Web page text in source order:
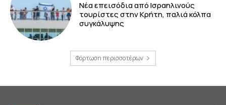
Νέα επεισόδια από Ισραηλινούς
τουρίστες στην Κρήτη, παλιά κόλπα
συγκάλυψης
Φόρτωση περισσοτέρων